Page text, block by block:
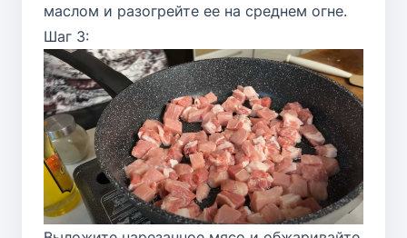
маслом и разогрейте ее на среднем огне.
Шаг 3: